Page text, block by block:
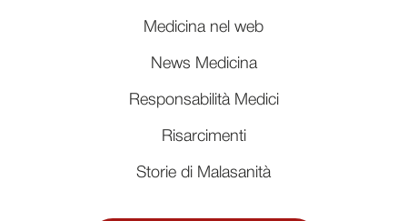
Medicina nel web
News Medicina
Responsabilità Medici
Risarcimenti
Storie di Malasanità